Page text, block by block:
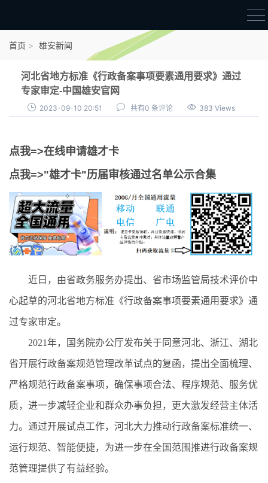
首页
点我申领雄才卡
审核通过公示
首页 雄安新闻
河北省地方标准《行政备案事项要素通用要求》通过
专家审定-中国雄安官网
2023-09-10 20:51 共有0 条评论 383 Views
点我=>在线申请雄才卡
点我=>"雄才卡"历届审核通过名单公示合集
近日，由省政务服务办提出、省市场监管局技术评价中
心起草的河北省地方标准《行政备案事项要素通用要求》通
过专家审定。
2021年，国务院办公厅发布关于同意河北、浙江、湖北
省开展行政备案规范管理改革试点的复函，提出全面梳理、
严格规范行政备案事项，确保事项合法、程序规范、服务优
质，进一步减轻企业和群众办事负担，更大激发经营主体活
力。通过开展试点工作，河北大力推动行政备案标准统一、
运行规范、智能便捷，为进一步在全国范围推进行政备案规
范管理提供了有益经验。